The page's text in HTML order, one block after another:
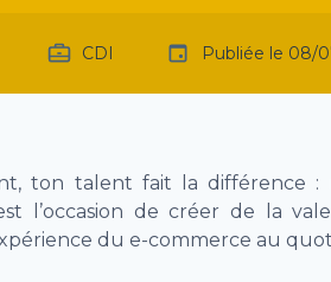
CDI Publiée le 08/
ton talent fait la différence
l’occasion de créer de la
du e-commerce au